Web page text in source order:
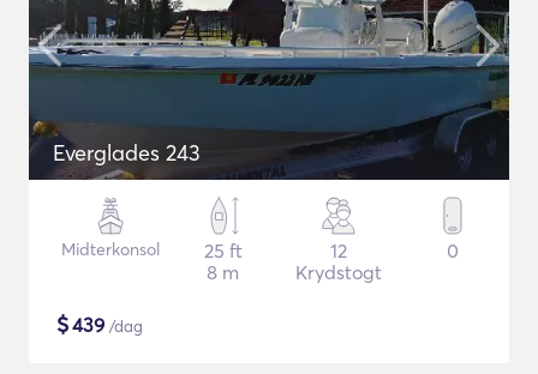
Everglades 243
Midterkonsol
25 ft
8 m
12
Krydstogt
0
$439 /dag